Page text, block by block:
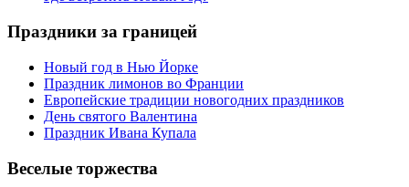
Праздники за границей
Новый год в Нью Йорке
Праздник лимонов во Франции
Европейские традиции новогодних праздников
День святого Валентина
Праздник Ивана Купала
Веселые торжества